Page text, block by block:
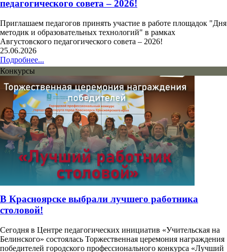
педагогического совета – 2026!
Приглашаем педагогов принять участие в работе площадок "Дня
методик и образовательных технологий" в рамках
Августовского педагогического совета – 2026!
25.06.2026
Подробнее...
Конкурсы
В Красноярске выбрали лучшего работника
столовой!
Сегодня в Центре педагогических инициатив «Учительская на
Белинского» состоялась Торжественная церемония награждения
победителей городского профессионального конкурса «Лучший